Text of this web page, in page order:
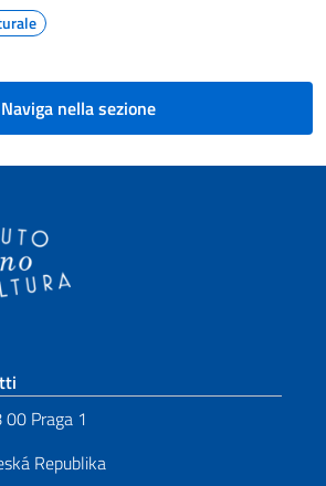
Naviga nella sezione
Praga 1
Republika